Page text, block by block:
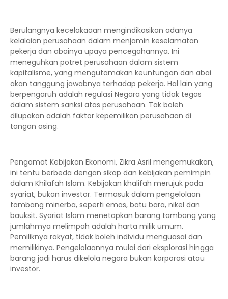
Berulangnya kecelakaaan mengindikasikan adanya
kelalaian perusahaan dalam menjamin keselamatan
pekerja dan abainya upaya pencegahannya. Ini
meneguhkan potret perusahaan dalam sistem
kapitalisme, yang mengutamakan keuntungan dan abai
akan tanggung jawabnya terhadap pekerja. Hal lain yang
berpengaruh adalah regulasi Negara yang tidak tegas
dalam sistem sanksi atas perusahaan. Tak boleh
dilupakan adalah faktor kepemilikan perusahaan di
tangan asing.
Pengamat Kebijakan Ekonomi, Zikra Asril mengemukakan,
ini tentu berbeda dengan sikap dan kebijakan pemimpin
dalam Khilafah Islam. Kebijakan khalifah merujuk pada
syariat, bukan investor. Termasuk dalam pengelolaan
tambang minerba, seperti emas, batu bara, nikel dan
bauksit. Syariat Islam menetapkan barang tambang yang
jumlahmya melimpah adalah harta milik umum.
Pemiliknya rakyat, tidak boleh individu menguasai dan
memilikinya. Pengelolaannya mulai dari eksplorasi hingga
barang jadi harus dikelola negara bukan korporasi atau
investor.